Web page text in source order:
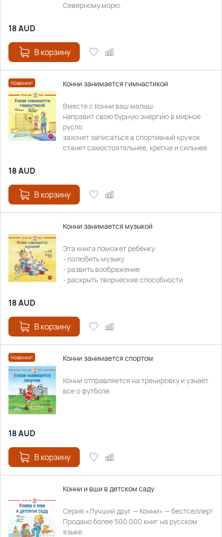
Северному морю.
18AUD
В корзину
Новинки! Конни занимается гимнастикой
Вместе с Конни ваш малыш
направит свою бурную энергию в мирное
русло
захочет записаться в спортивный кружок
станет самостоятельнее, крепче и сильнее
18AUD
В корзину
Конни занимается музыкой
Эта книга поможет ребёнку:
- полюбить музыку
- развить воображение
- раскрыть творческие способности
18AUD
В корзину
Новинки! Конни занимается спортом
Конни отправляется на тренировку и узнаёт
все о футболе.
18AUD
В корзину
Конни и вши в детском саду
Серия «Лучший друг — Конни» — бестселлер!
Продано более 500 000 книг на русском
языке.